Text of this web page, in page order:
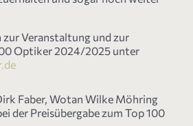
Faber, Wotan Wilke Möhring
der Preisübergabe zum Top 100
Veranstaltung und zur
Optiker 2024/2025 unter